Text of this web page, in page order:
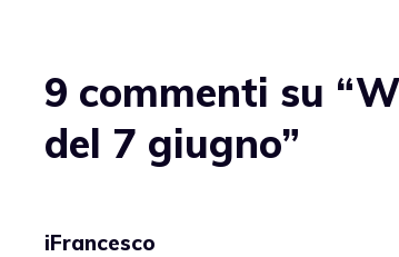
9 commenti su
del 7 giugno”
iFrancesco